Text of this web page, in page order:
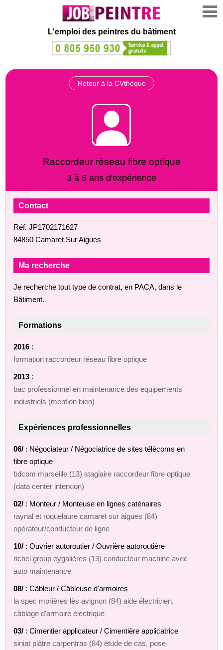
L'emploi des peintres du bâtiment
Retour à la CVthèque
Raccordeur réseau fibre optique
3 à 5 ans d'expérience
Contact
Réf. JP1702171627
84850 Camaret Sur Aigues
Ma recherche
Je recherche tout type de contrat, en PACA, dans le
Bâtiment.
Formations
2016 :
formation raccordeur réseau fibre optique
2013 :
bac professionnel en maintenance des equipements
industriels (mention bien)
Expériences professionnelles
06/ : Négociateur / Négociatrice de sites télécoms en
fibre optique
bdcom marseille (13) stagiaire raccordeur fibre optique
(data center interxion)
02/ : Monteur / Monteuse en lignes caténaires
raynal et roquelaure camaret sur aigues (84)
opérateur/conducteur de ligne
10/ : Ouvrier autoroutier / Ouvrière autoroutière
richel group eygalières (13) conducteur machine avec
auto maintenance
08/ : Câbleur / Câbleuse d'armoires
la spec morières lès avignon (84) aide électricien,
câblage d'armoire électrique
03/ : Cimentier applicateur / Cimentière applicatrice
siniat plâtre carpentras (84) étude de cas, pose